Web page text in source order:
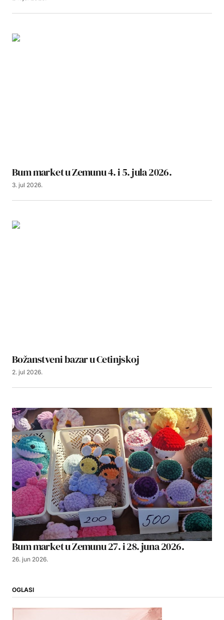
Bum market u Zemunu 4. i 5. jula 2026.
3. jul 2026.
Božanstveni bazar u Cetinjskoj
2. jul 2026.
Bum market u Zemunu 27. i 28. juna 2026.
26. jun 2026.
OGLASI